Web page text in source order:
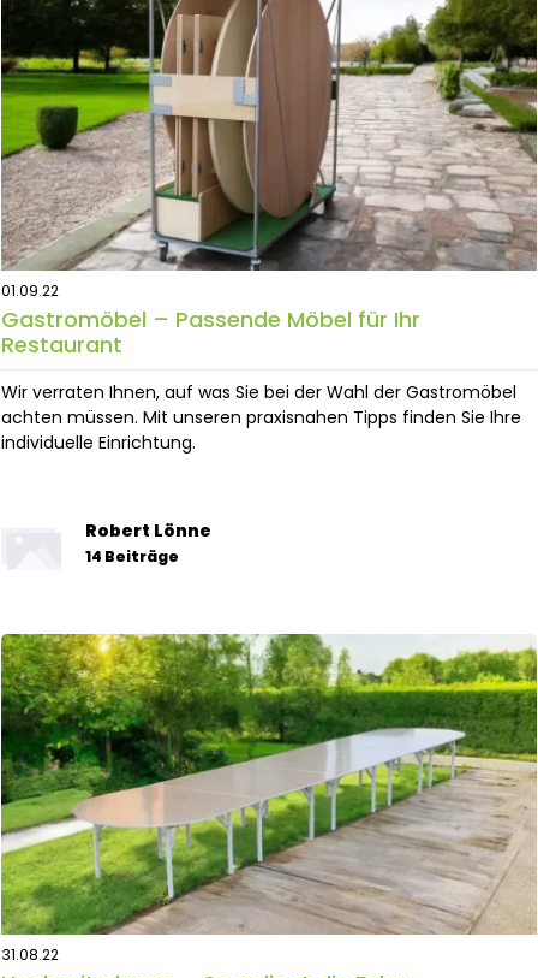
01.09.22
Gastromöbel – Passende Möbel für Ihr
Restaurant
Wir verraten Ihnen, auf was Sie bei der Wahl der Gastromöbel
achten müssen. Mit unseren praxisnahen Tipps finden Sie Ihre
individuelle Einrichtung.
Robert Lönne
14 Beiträge
31.08.22